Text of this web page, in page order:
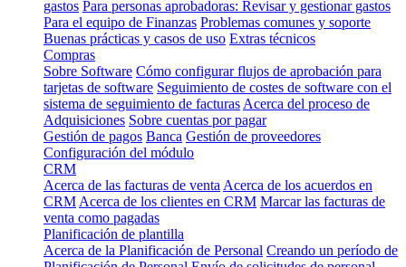
gastos Para personas aprobadoras: Revisar y gestionar gastos
Para el equipo de Finanzas Problemas comunes y soporte
Buenas prácticas y casos de uso Extras técnicos
Compras
Sobre Software Cómo configurar flujos de aprobación para
tarjetas de software Seguimiento de costes de software con el
sistema de seguimiento de facturas Acerca del proceso de
Adquisiciones Sobre cuentas por pagar
Gestión de pagos Banca Gestión de proveedores
Configuración del módulo
CRM
Acerca de las facturas de venta Acerca de los acuerdos en
CRM Acerca de los clientes en CRM Marcar las facturas de
venta como pagadas
Planificación de plantilla
Acerca de la Planificación de Personal Creando un período de